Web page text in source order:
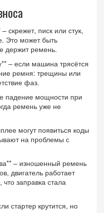
скрежет, писк или стук,
Это может быть
держит ремень.
– если машина трясётся
ремня: трещины или
фаз.
падение мощности при
ремень уже не
могут появиться коды
на проблемы с
– изношенный ремень
двигатель работает
заправка стала
стартер крутится, но